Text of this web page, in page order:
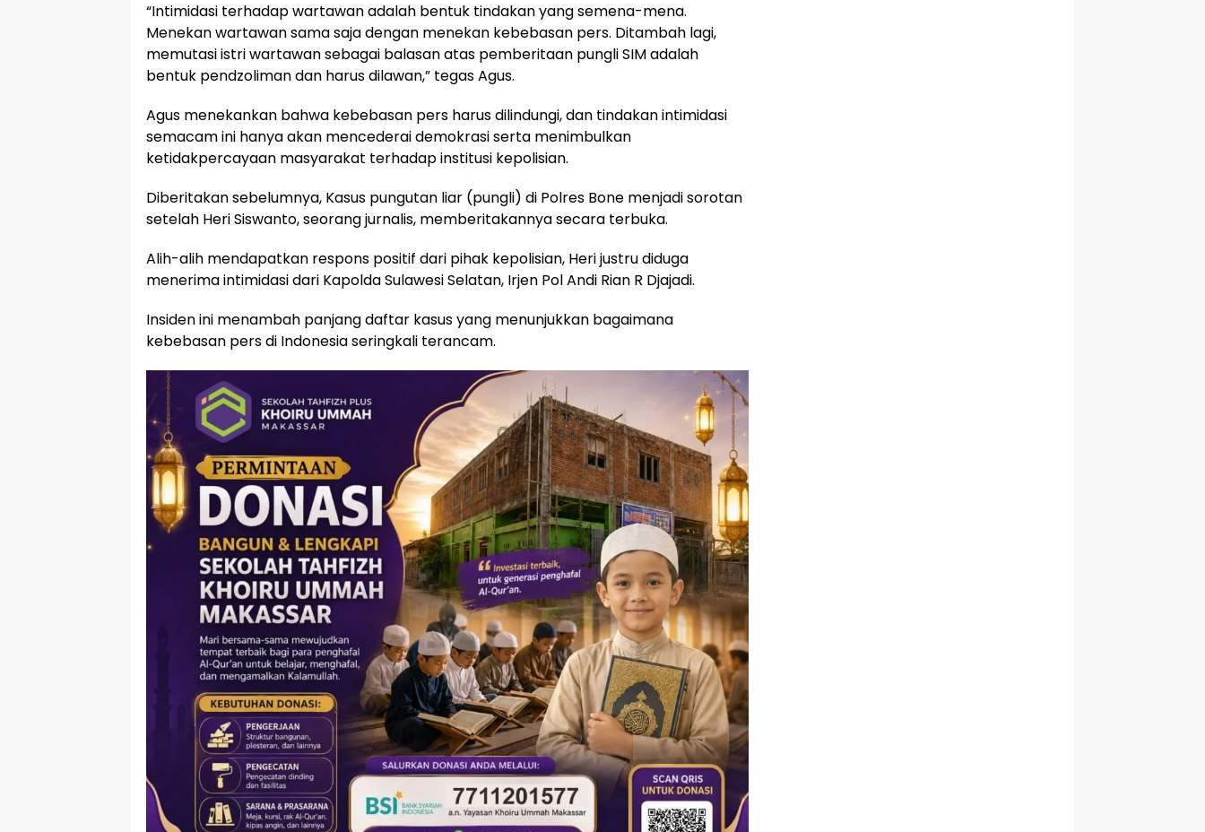
“Intimidasi terhadap wartawan adalah bentuk tindakan yang semena-mena.
Menekan wartawan sama saja dengan menekan kebebasan pers. Ditambah lagi,
memutasi istri wartawan sebagai balasan atas pemberitaan pungli SIM adalah
bentuk pendzoliman dan harus dilawan,” tegas Agus.
Agus menekankan bahwa kebebasan pers harus dilindungi, dan tindakan intimidasi
semacam ini hanya akan mencederai demokrasi serta menimbulkan
ketidakpercayaan masyarakat terhadap institusi kepolisian.
Diberitakan sebelumnya, Kasus pungutan liar (pungli) di Polres Bone menjadi sorotan
setelah Heri Siswanto, seorang jurnalis, memberitakannya secara terbuka.
Alih-alih mendapatkan respons positif dari pihak kepolisian, Heri justru diduga
menerima intimidasi dari Kapolda Sulawesi Selatan, Irjen Pol Andi Rian R Djajadi.
Insiden ini menambah panjang daftar kasus yang menunjukkan bagaimana
kebebasan pers di Indonesia seringkali terancam.